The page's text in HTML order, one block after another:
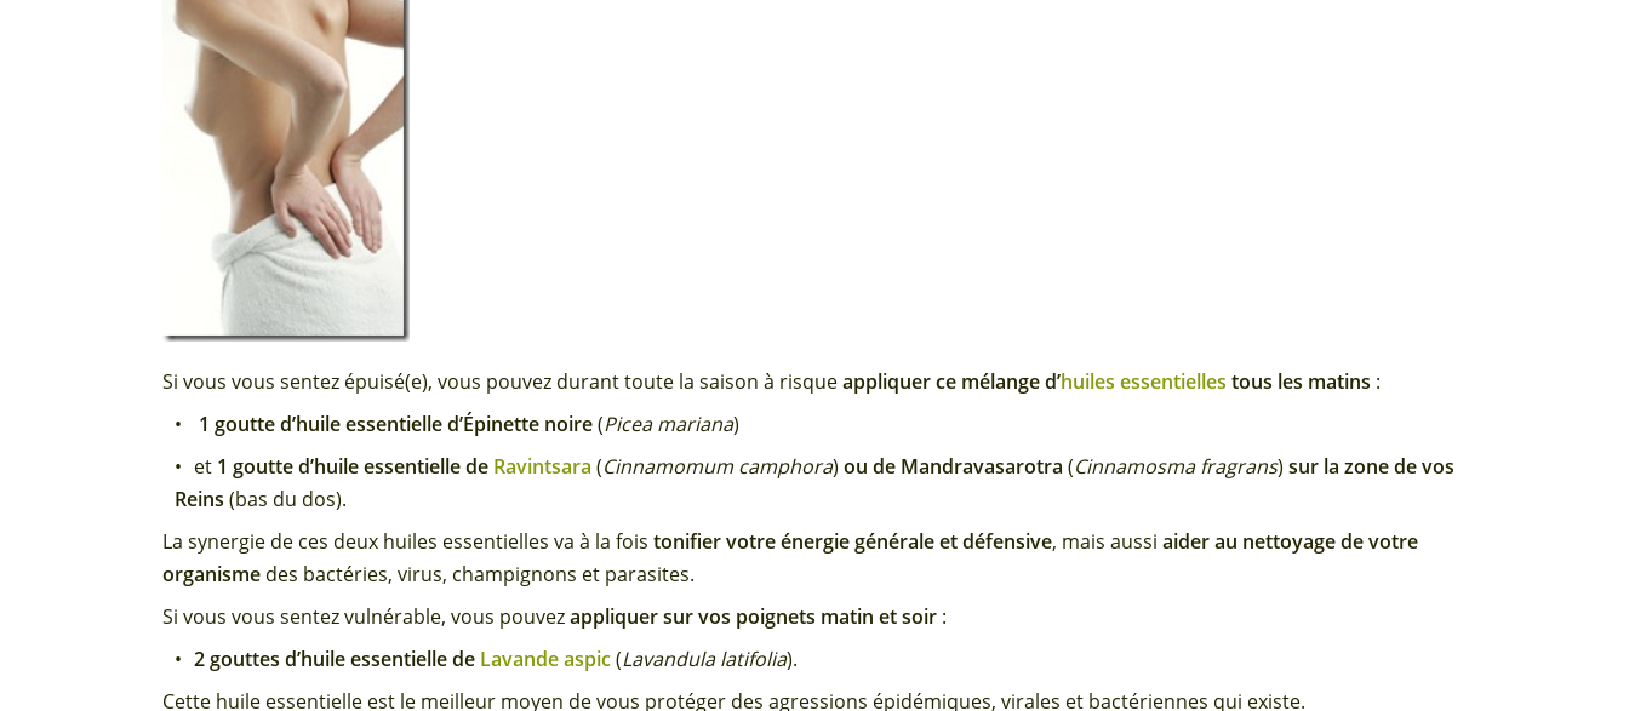
Si vous vous sentez épuisé(e), vous pouvez durant toute la saison à risqueappliquer ce mélange d’huiles essentielles tous les matins :
1 goutte d’huile essentielle d’Épinette noire(Picea mariana)
et 1 goutte d’huile essentielle de Ravintsara (Cinnamomum camphora)ou de Mandravasarotra (Cinnamosma fragrans)sur la zone de vos
Reins(bas du dos).
La synergie de ces deux huiles essentielles va à la foistonifier votre énergie générale et défensive, mais aussiaider au nettoyage de votre
organisme des bactéries, virus, champignons et parasites.
Si vous vous sentez vulnérable, vous pouvezappliquer sur vos poignets matin et soir :
2 gouttes d’huile essentielle de Lavande aspic(Lavandula latifolia).
Cette huile essentielle est le meilleur moyen de vous protéger des agressions épidémiques, virales et bactériennes qui existe.